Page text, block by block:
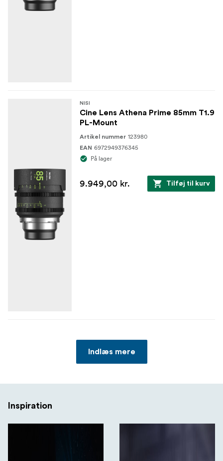
NISI
Cine Lens Athena Prime 85mm T1.9
PL-Mount
Artikel nummer 123980
EAN 6972949376345
På lager
9.949,00 kr. Tilføj til kurv
Indlæs mere
Inspiration